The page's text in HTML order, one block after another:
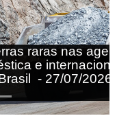
agendas
do
Próximo